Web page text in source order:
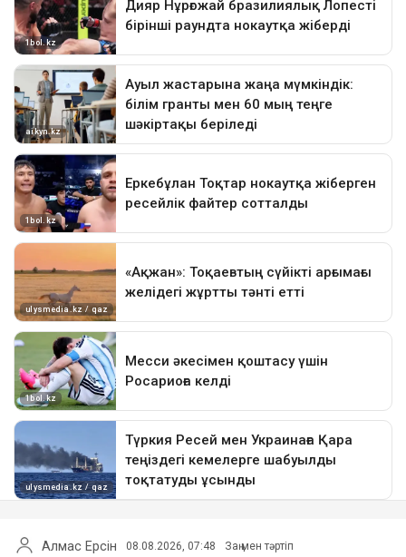
Алмас Ерсін 08.08.2026, 07:48 Заң мен тәртіп